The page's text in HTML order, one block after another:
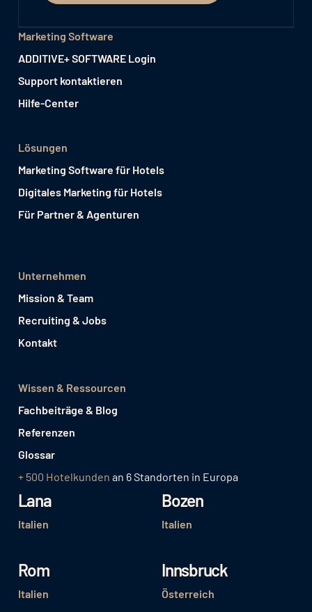
Marketing Software
ADDITIVE+ SOFTWARE Login
Support kontaktieren
Hilfe-Center
Lösungen
Marketing Software für Hotels
Digitales Marketing für Hotels
Für Partner & Agenturen
Unternehmen
Mission & Team
Recruiting & Jobs
Kontakt
Wissen & Ressourcen
Fachbeiträge & Blog
Referenzen
Glossar
+ 500 Hotelkunden an 6 Standorten in Europa
Lana
Italien
Bozen
Italien
Rom
Italien
Innsbruck
Österreich